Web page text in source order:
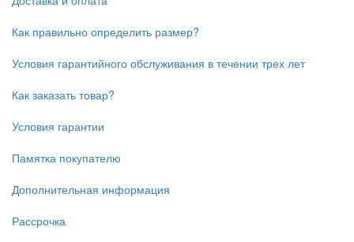
Как правильно определить размер?
Условия гарантийного обслуживания в течении трех лет
Как заказать товар?
Условия гарантии
Памятка покупателю
Дополнительная информация
Рассрочка